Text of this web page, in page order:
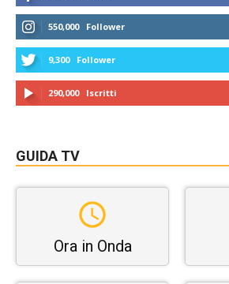
550,000 Follower
9,300 Follower
290,000 Iscritti
GUIDA TV
Ora in Onda